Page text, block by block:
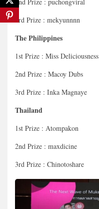
3rd Prize : mekyunnnn
The Philippines
1st Prize : Miss Deliciousness
2nd Prize : Macoy Dubs
3rd Prize : Inka Magnaye
Thailand
1st Prize : Atompakon
2nd Prize : maxdicine
3rd Prize : Chinotoshare